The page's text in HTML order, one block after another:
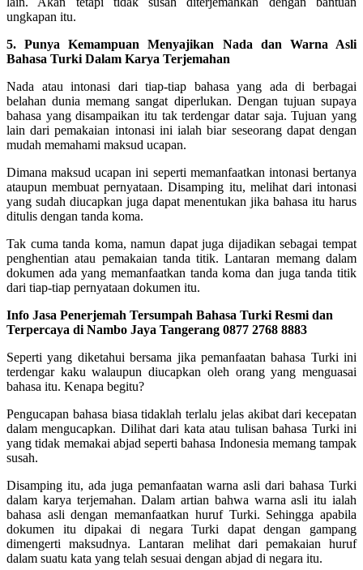
ungkapan itu.
5. Punya Kemampuan Menyajikan Nada dan Warna Asli
Bahasa Turki Dalam Karya Terjemahan
Nada atau intonasi dari tiap-tiap bahasa yang ada di berbagai
belahan dunia memang sangat diperlukan. Dengan tujuan supaya
bahasa yang disampaikan itu tak terdengar datar saja. Tujuan yang
lain dari pemakaian intonasi ini ialah biar seseorang dapat dengan
mudah memahami maksud ucapan.
Dimana maksud ucapan ini seperti memanfaatkan intonasi bertanya
ataupun membuat pernyataan. Disamping itu, melihat dari intonasi
yang sudah diucapkan juga dapat menentukan jika bahasa itu harus
ditulis dengan tanda koma.
Tak cuma tanda koma, namun dapat juga dijadikan sebagai tempat
penghentian atau pemakaian tanda titik. Lantaran memang dalam
dokumen ada yang memanfaatkan tanda koma dan juga tanda titik
dari tiap-tiap pernyataan dokumen itu.
Info Jasa Penerjemah Tersumpah Bahasa Turki Resmi dan
Terpercaya di Nambo Jaya Tangerang 0877 2768 8883
Seperti yang diketahui bersama jika pemanfaatan bahasa Turki ini
terdengar kaku walaupun diucapkan oleh orang yang menguasai
bahasa itu. Kenapa begitu?
Pengucapan bahasa biasa tidaklah terlalu jelas akibat dari kecepatan
dalam mengucapkan. Dilihat dari kata atau tulisan bahasa Turki ini
yang tidak memakai abjad seperti bahasa Indonesia memang tampak
susah.
Disamping itu, ada juga pemanfaatan warna asli dari bahasa Turki
dalam karya terjemahan. Dalam artian bahwa warna asli itu ialah
bahasa asli dengan memanfaatkan huruf Turki. Sehingga apabila
dokumen itu dipakai di negara Turki dapat dengan gampang
dimengerti maksudnya. Lantaran melihat dari pemakaian huruf
dalam suatu kata yang telah sesuai dengan abjad di negara itu.